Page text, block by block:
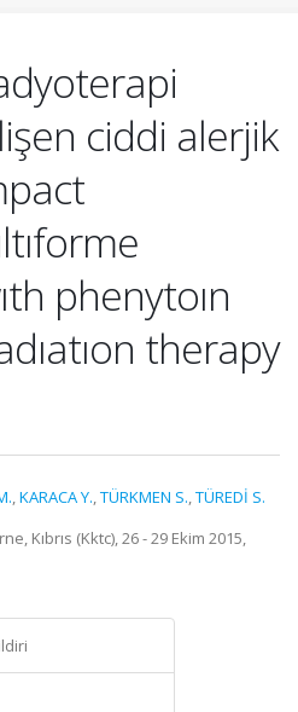
ciddi alerjik
phenytoın
therapy
,KARACA Y.,TÜRKMEN S.,TÜREDİ S.
Kıbrıs (Kktc), 26 - 29 Ekim 2015,